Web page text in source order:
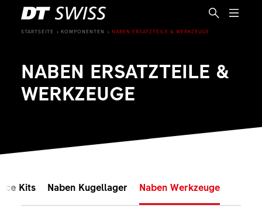
STARTSEITE KOMPONENTEN NABEN ERSATZTEILE & WERKZEUGE
NABEN ERSATZTEILE &
WERKZEUGE
Kits Naben Kugellager Naben Werkzeuge